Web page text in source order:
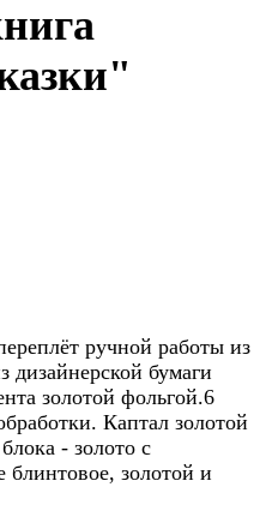
ручной работы из
дизайнерской бумаги
золотой фольгой.6
Каптал золотой
- золото с
золотой и